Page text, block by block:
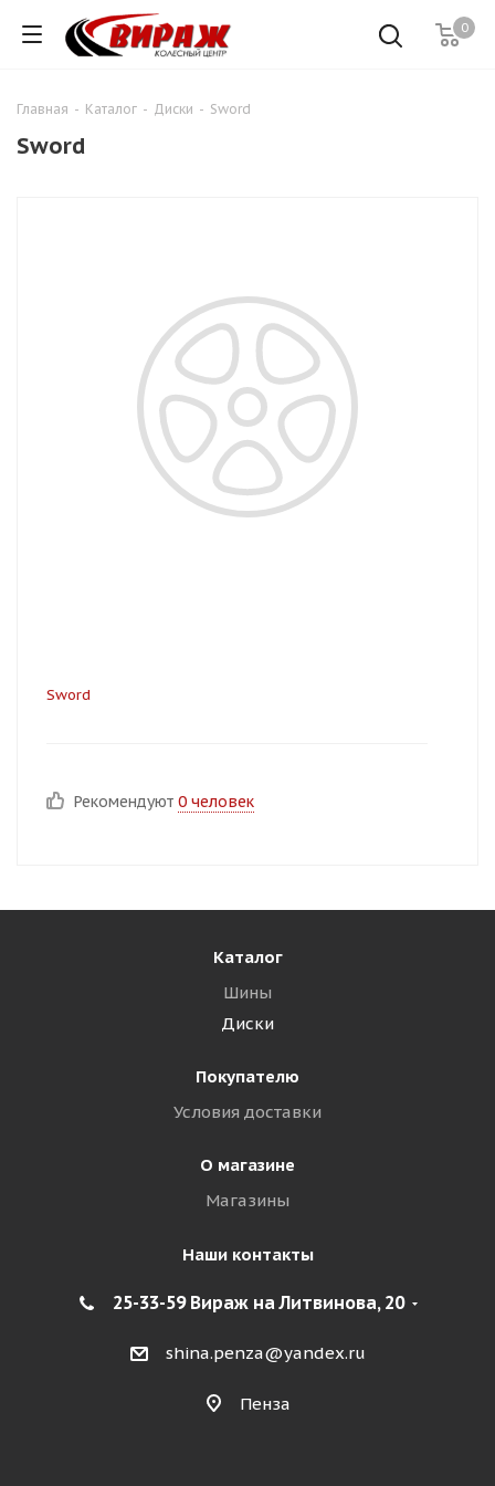
0
Главная - Каталог - Диски - Sword
Sword
Sword
Рекомендуют 0 человек
Каталог
Шины
Диски
Покупателю
Условия доставки
О магазине
Магазины
Наши контакты
25-33-59 Вираж на Литвинова, 20
shina.penza@yandex.ru
Пенза